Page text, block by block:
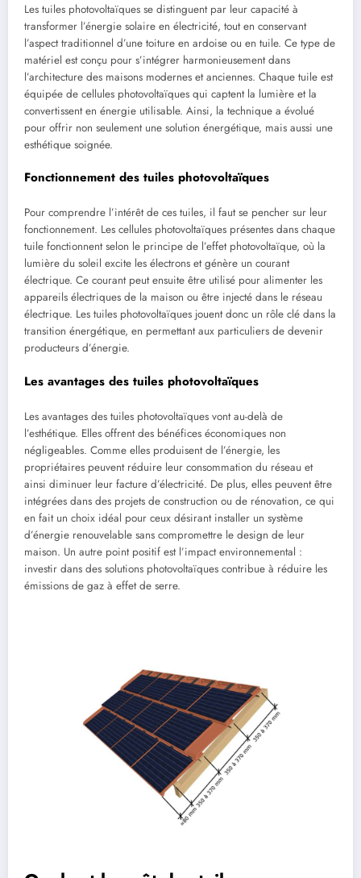
Les tuiles photovoltaïques se distinguent par leur capacité à
transformer l’énergie solaire en électricité, tout en conservant
l’aspect traditionnel d’une toiture en ardoise ou en tuile. Ce type de
matériel est conçu pour s’intégrer harmonieusement dans
l’architecture des maisons modernes et anciennes. Chaque tuile est
équipée de cellules photovoltaïques qui captent la lumière et la
convertissent en énergie utilisable. Ainsi, la technique a évolué
pour offrir non seulement une solution énergétique, mais aussi une
esthétique soignée.
Fonctionnement des tuiles photovoltaïques
Pour comprendre l’intérêt de ces tuiles, il faut se pencher sur leur
fonctionnement. Les cellules photovoltaïques présentes dans chaque
tuile fonctionnent selon le principe de l’effet photovoltaïque, où la
lumière du soleil excite les électrons et génère un courant
électrique. Ce courant peut ensuite être utilisé pour alimenter les
appareils électriques de la maison ou être injecté dans le réseau
électrique. Les tuiles photovoltaïques jouent donc un rôle clé dans la
transition énergétique, en permettant aux particuliers de devenir
producteurs d’énergie.
Les avantages des tuiles photovoltaïques
Les avantages des tuiles photovoltaïques vont au-delà de
l’esthétique. Elles offrent des bénéfices économiques non
négligeables. Comme elles produisent de l’énergie, les
propriétaires peuvent réduire leur consommation du réseau et
ainsi diminuer leur facture d’électricité. De plus, elles peuvent être
intégrées dans des projets de construction ou de rénovation, ce qui
en fait un choix idéal pour ceux désirant installer un système
d’énergie renouvelable sans compromettre le design de leur
maison. Un autre point positif est l’impact environnemental :
investir dans des solutions photovoltaïques contribue à réduire les
émissions de gaz à effet de serre.